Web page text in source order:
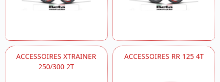
ACCESSOIRES XTRAINER
250/300 2T
ACCESSOIRES RR 125 4T